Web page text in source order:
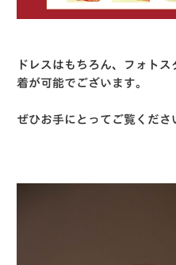
ドレスはもちろん、フォト
着が可能でございます。
ぜひお手にとってご覧くださ